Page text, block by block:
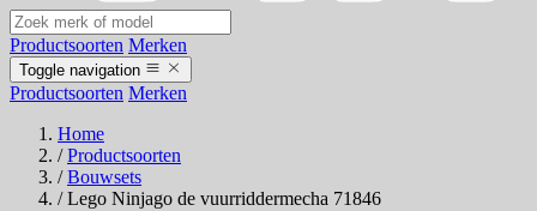
Productsoorten Merken
Toggle navigation
Productsoorten Merken
Home
/ Productsoorten
/ Bouwsets
/ Lego Ninjago de vuurriddermecha 71846